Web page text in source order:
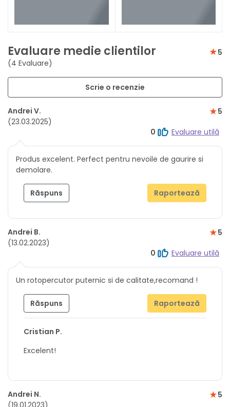
Evaluare medie clientilor
(4 Evaluare)
5
Scrie o recenzie
Andrei V.
(23.03.2025)
5
0
Evaluare utilă
Produs excelent. Perfect pentru nevoile de gaurire si
demolare.
Răspuns Raportează
Andrei B.
(13.02.2023)
5
0
Evaluare utilă
Un rotopercutor puternic si de calitate,recomand !
Răspuns Raportează
Cristian P.
Excelent!
Andrei N.
(19.01.2023)
5